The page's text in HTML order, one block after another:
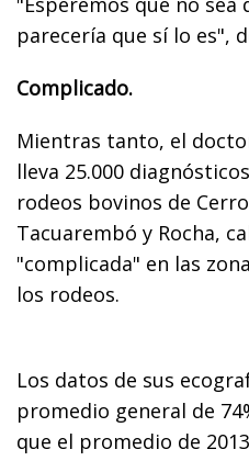
parecería que sí lo es",
Complicado.
Mientras tanto, el
lleva 25.000
rodeos bovinos de
Tacuarembó y Rocha,
"complicada" en las
los rodeos.
Los datos de sus
promedio general de
que el promedio de